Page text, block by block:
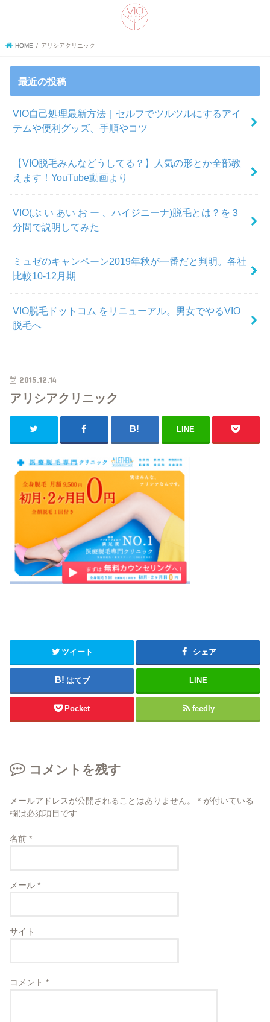
HOME アリシアクリニック
最近の投稿
VIO自己処理最新方法｜セルフでツルツルにするアイ
テムや便利グッズ、手順やコツ
【VIO脱毛みんなどうしてる？】人気の形とか全部教
えます！YouTube動画より
VIO(ぶ い あい お ー 、ハイジニーナ)脱毛とは？を３
分間で説明してみた
ミュゼのキャンペーン2019年秋が一番だと判明。各社
比較10-12月期
VIO脱毛ドットコム をリニューアル。男女でやるVIO
脱毛へ
2015.12.14
アリシアクリニック
LINE
ツイート シェア
はてブ LINE
Pocket feedly
コメントを残す
メールアドレスが公開されることはありません。 * が付いている
欄は必須項目です
名前*
メール*
サイト
コメント*